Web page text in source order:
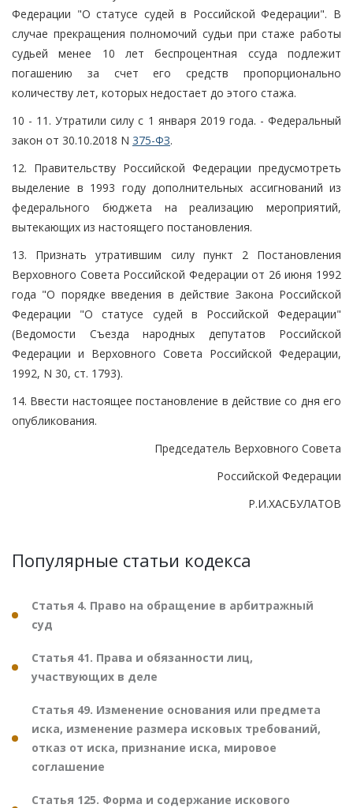
Федерации "О статусе судей в Российской Федерации". В
случае прекращения полномочий судьи при стаже работы
судьей менее 10 лет беспроцентная ссуда подлежит
погашению за счет его средств пропорционально
количеству лет, которых недостает до этого стажа.
10 - 11. Утратили силу с 1 января 2019 года. - Федеральный
закон от 30.10.2018 N 375-ФЗ.
12. Правительству Российской Федерации предусмотреть
выделение в 1993 году дополнительных ассигнований из
федерального бюджета на реализацию мероприятий,
вытекающих из настоящего постановления.
13. Признать утратившим силу пункт 2 Постановления
Верховного Совета Российской Федерации от 26 июня 1992
года "О порядке введения в действие Закона Российской
Федерации "О статусе судей в Российской Федерации"
(Ведомости Съезда народных депутатов Российской
Федерации и Верховного Совета Российской Федерации,
1992, N 30, ст. 1793).
14. Ввести настоящее постановление в действие со дня его
опубликования.
Председатель Верховного Совета
Российской Федерации
Р.И.ХАСБУЛАТОВ
Популярные статьи кодекса
Статья 4. Право на обращение в арбитражный
суд
Статья 41. Права и обязанности лиц,
участвующих в деле
Статья 49. Изменение основания или предмета
иска, изменение размера исковых требований,
отказ от иска, признание иска, мировое
соглашение
Статья 125. Форма и содержание искового